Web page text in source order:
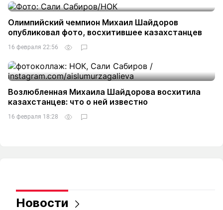
Олимпийский чемпион Михаил Шайдоров
опубликовал фото, восхитившее казахстанцев
16 февраля 22:56
Возлюбленная Михаила Шайдорова восхитила
казахстанцев: что о ней известно
16 февраля 18:28
Новости